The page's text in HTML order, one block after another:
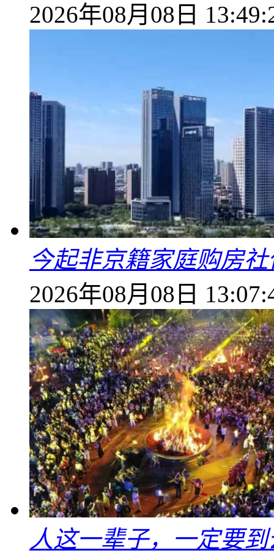
2026年08月08日
今起非京籍家庭购房
2026年08月08日
人这一辈子，一定要